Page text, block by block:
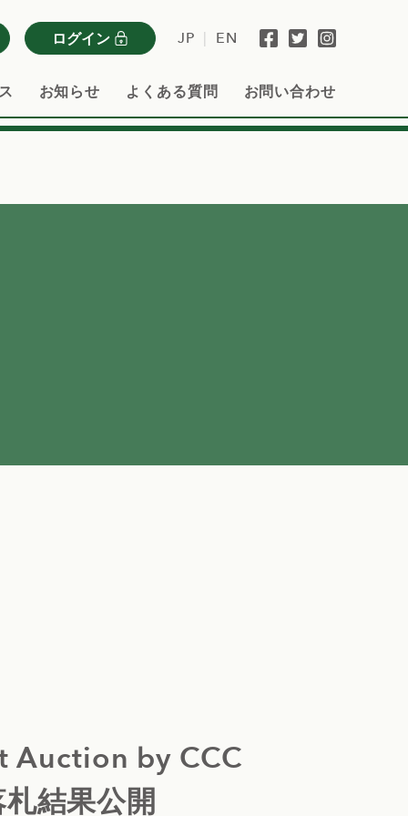
ログイン JP | EN
お知らせ よくある質問 お問い合わせ
Auction by CCC
結果公開